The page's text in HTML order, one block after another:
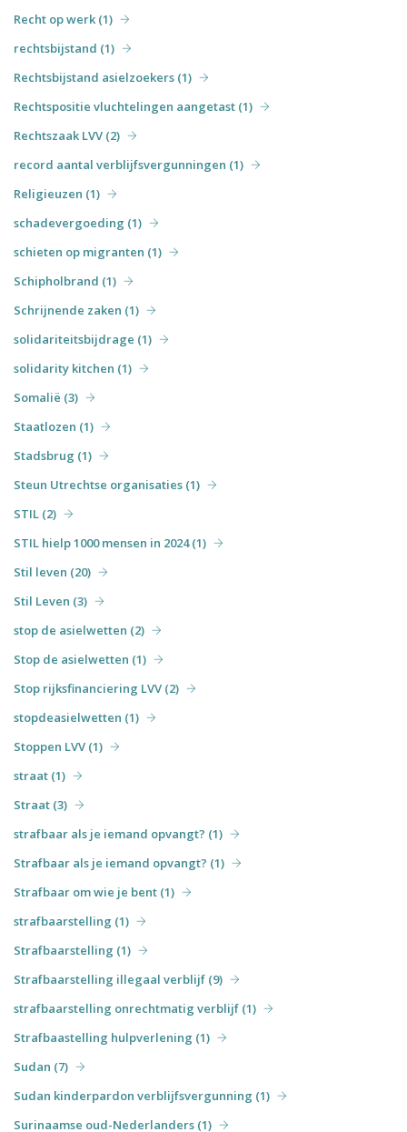
Recht op werk (1)
rechtsbijstand (1)
Rechtsbijstand asielzoekers (1)
Rechtspositie vluchtelingen aangetast (1)
Rechtszaak LVV (2)
record aantal verblijfsvergunningen (1)
Religieuzen (1)
schadevergoeding (1)
schieten op migranten (1)
Schipholbrand (1)
Schrijnende zaken (1)
solidariteitsbijdrage (1)
solidarity kitchen (1)
Somalië (3)
Staatlozen (1)
Stadsbrug (1)
Steun Utrechtse organisaties (1)
STIL (2)
STIL hielp 1000 mensen in 2024 (1)
Stil leven (20)
Stil Leven (3)
stop de asielwetten (2)
Stop de asielwetten (1)
Stop rijksfinanciering LVV (2)
stopdeasielwetten (1)
Stoppen LVV (1)
straat (1)
Straat (3)
strafbaar als je iemand opvangt? (1)
Strafbaar als je iemand opvangt? (1)
Strafbaar om wie je bent (1)
strafbaarstelling (1)
Strafbaarstelling (1)
Strafbaarstelling illegaal verblijf (9)
strafbaarstelling onrechtmatig verblijf (1)
Strafbaastelling hulpverlening (1)
Sudan (7)
Sudan kinderpardon verblijfsvergunning (1)
Surinaamse oud-Nederlanders (1)